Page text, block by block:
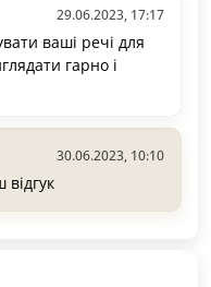
29.06.2023, 17:17
ваші речі для
гарно і
30.06.2023, 10:10